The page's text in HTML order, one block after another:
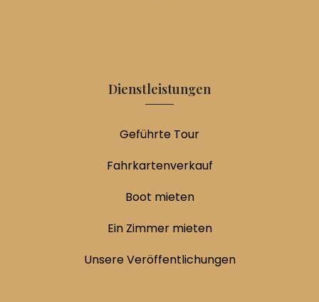
Dienstleistungen
Geführte Tour
Fahrkartenverkauf
Boot mieten
Ein Zimmer mieten
Unsere Veröffentlichungen